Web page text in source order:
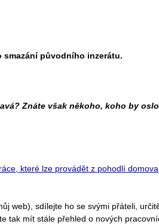
smazání původního inzerátu.
Znáte však někoho, koho by
které lze provádět z pohodlí domova
web), sdílejte ho se svými přáteli,
tak mít stále přehled o nových